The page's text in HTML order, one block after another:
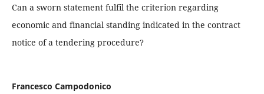
Can a sworn statement fulfil the criterion regarding
economic and financial standing indicated in the contract
notice of a tendering procedure?
Francesco Campodonico